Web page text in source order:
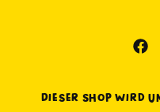
Dieser Shop wird